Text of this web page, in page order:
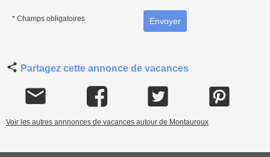
* Champs obligatoires
Partagez cette annonce de vacances
Voir les autres annnonces de vacances autour de Montauroux